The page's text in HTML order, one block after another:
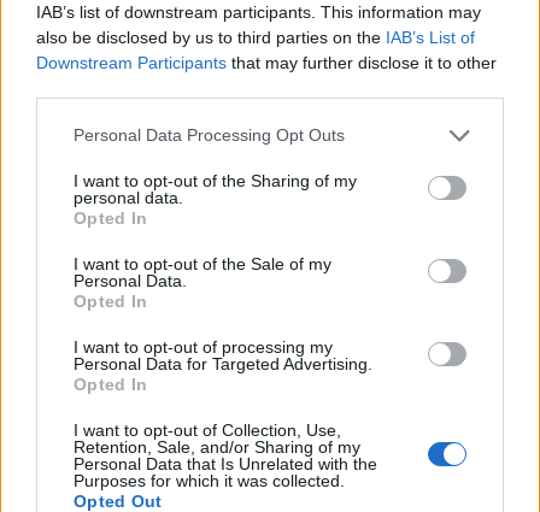
IAB’s list of downstream participants. This information may
also be disclosed by us to third parties on the IAB’s List of
Downstream Participants that may further disclose it to other
Personal Data Processing Opt Outs
I want to opt-out of the Sharing of my
personal data.
Opted In
I want to opt-out of the Sale of my
Personal Data.
Opted In
I want to opt-out of processing my
Personal Data for Targeted Advertising.
Opted In
I want to opt-out of Collection, Use,
Retention, Sale, and/or Sharing of my
Personal Data that Is Unrelated with the
Purposes for which it was collected.
Opted Out
penúltima prova del Mundial de Trial a l’aire
lliure
Enric Alguero setembre 9, 2021
La Cursa de l’Aldea segona d’etiqueta d’or